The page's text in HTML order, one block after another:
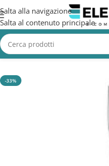
Salta alla navigazione
Salta al contenuto principale
Home/CASA
-33%